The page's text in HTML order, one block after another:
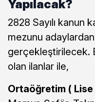
Yapılacak?
2828 Sayılı kanun
mezunu
gerçekleştirilecek.
olan ilanlar ile,
Ortaöğretim ( Lise